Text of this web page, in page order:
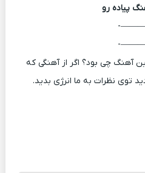
پیاده رو
آهنگ چی بود؟ اگر از آهنگی که
توی نظرات به ما انرژی بدید.